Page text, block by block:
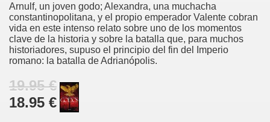
Arnulf, un joven godo; Alexandra, una muchacha
constantinopolitana, y el propio emperador Valente cobran
vida en este intenso relato sobre uno de los momentos
clave de la historia y sobre la batalla que, para muchos
historiadores, supuso el principio del fin del Imperio
romano: la batalla de Adrianópolis.
19.95 €
18.95 €